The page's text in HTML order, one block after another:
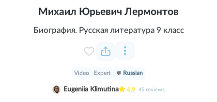
Михаил Юрьевич Лермонтов
Video Expert Russian
Биография. Русская литература 9 класс
Eugeniia Klimutina 4.9 45 reviews